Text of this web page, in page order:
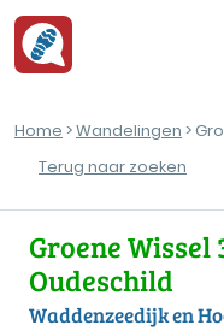
Home >Wandelingen >
Terug naar zoeken
Groene Wissel
Oudeschild
Waddenzeedijk en